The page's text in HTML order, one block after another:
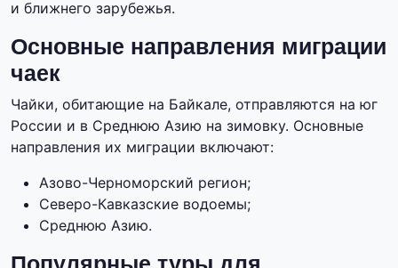
и ближнего зарубежья.
Основные направления миграции
чаек
Чайки, обитающие на Байкале, отправляются на юг
России и в Среднюю Азию на зимовку. Основные
направления их миграции включают:
Азово-Черноморский регион;
Северо-Кавказские водоемы;
Среднюю Азию.